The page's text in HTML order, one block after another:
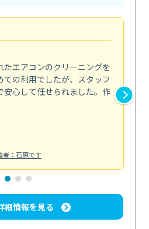
たエアコンのクリーニングを
ての利用でしたが、スタッフ
安心して任せられました。作
者：石原です
細情報を見る